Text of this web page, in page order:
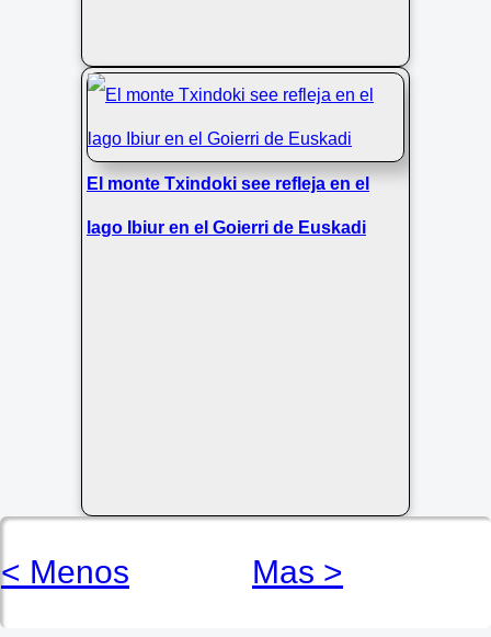
El monte Txindoki see refleja en el
lago Ibiur en el Goierri de Euskadi
< Menos Mas >